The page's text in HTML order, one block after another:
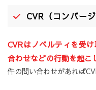
CVR（コンバー
CVRはノベルティを受
合わせなどの行動を起こ
件の問い合わせがあれば